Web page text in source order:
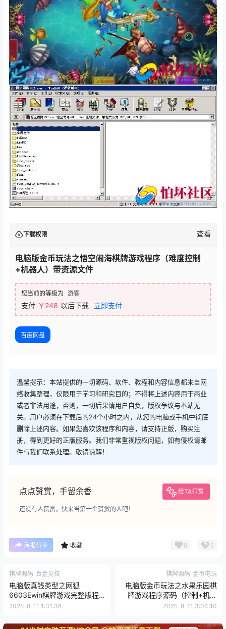
下载权限 查看
电脑版金币玩法之悟空闹海棋牌游戏程序（难度控制
+机器人）带资源文件
您当前的等级为 游客
支付 ￥248 以后下载 立即支付
百度网盘
温馨提示：本站提供的一切源码、软件、教程和内容信息都来自网
络收集整理，仅限用于学习和研究目的；不得将上述内容用于商业
或者非法用途，否则，一切后果请用户自负，版权争议与本站无
关。用户必须在下载后的24个小时之内，从您的电脑或手机中彻底
删除上述内容。如果您喜欢该程序和内容，请支持正版，购买注
册，得到更好的正版服务。我们非常重视版权问题，如有侵权请邮
件与我们联系处理。敬请谅解！
点点赞赏，手留余香 给TA打赏
还没有人赞赏，快来当第一个赞赏的人吧！
海报分享 收藏 0 0
棋牌源码 真金竞技
电脑版真钱类型之网狐
6603Ewin棋牌游戏完整版程
序源码 附搭建视频教程
2025-8-11 1:31:38
棋牌源码 金币电玩
电脑版金币玩法之水果乐园棋
牌游戏程序源码（控制+机器
人）
2025-8-11 3:04:10